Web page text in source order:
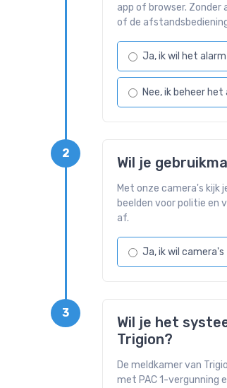
app of browser. Zonder
of de
Ja, ik wil het
Nee, ik beheer het
2
Wil je
Met onze camera's kijk
beelden voor politie en
af.
Ja, ik wil
3
Wil je het
Trigion?
De meldkamer van
met PAC 1-vergunning